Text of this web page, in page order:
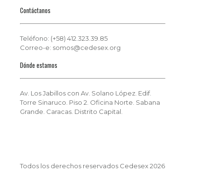
Contáctanos
Teléfono: (+58) 412.323.39.85
Correo-e: somos@cedesex.org
Dónde estamos
Av. Los Jabillos con Av. Solano López. Edif.
Torre Sinaruco. Piso 2. Oficina Norte. Sabana
Grande. Caracas. Distrito Capital.
Todos los derechos reservados Cedesex 2026